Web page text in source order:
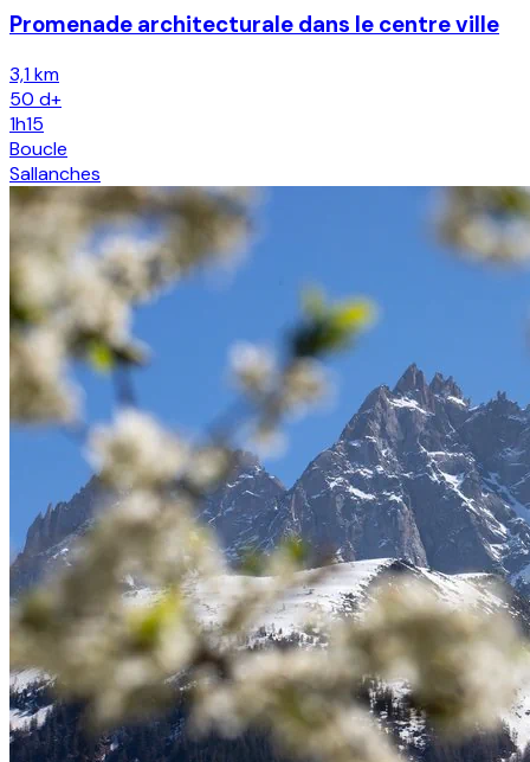
Promenade architecturale dans le centre ville
3,1 km
50 d+
1h15
Boucle
Sallanches